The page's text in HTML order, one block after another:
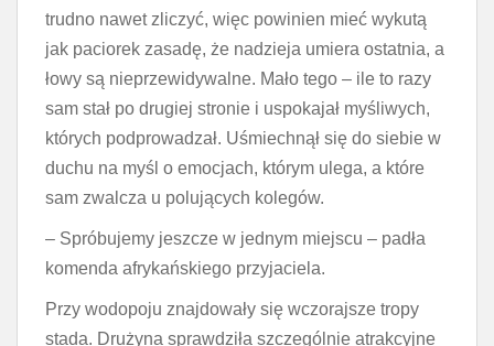
trudno nawet zliczyć, więc powinien mieć wykutą
jak paciorek zasadę, że nadzieja umiera ostatnia, a
łowy są nieprzewidywalne. Mało tego – ile to razy
sam stał po drugiej stronie i uspokajał myśliwych,
których podprowadzał. Uśmiechnął się do siebie w
duchu na myśl o emocjach, którym ulega, a które
sam zwalcza u polujących kolegów.
– Spróbujemy jeszcze w jednym miejscu – padła
komenda afrykańskiego przyjaciela.
Przy wodopoju znajdowały się wczorajsze tropy
stada. Drużyna sprawdziła szczególnie atrakcyjne